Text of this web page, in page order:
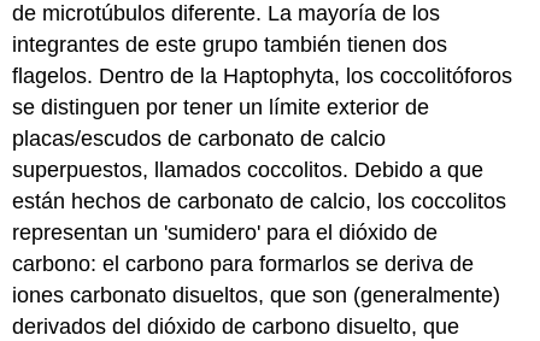
de microtúbulos diferente. La mayoría de los
integrantes de este grupo también tienen dos
flagelos. Dentro de la Haptophyta, los coccolitóforos
se distinguen por tener un límite exterior de
placas/escudos de carbonato de calcio
superpuestos, llamados coccolitos. Debido a que
están hechos de carbonato de calcio, los coccolitos
representan un 'sumidero' para el dióxido de
carbono: el carbono para formarlos se deriva de
iones carbonato disueltos, que son (generalmente)
derivados del dióxido de carbono disuelto, que